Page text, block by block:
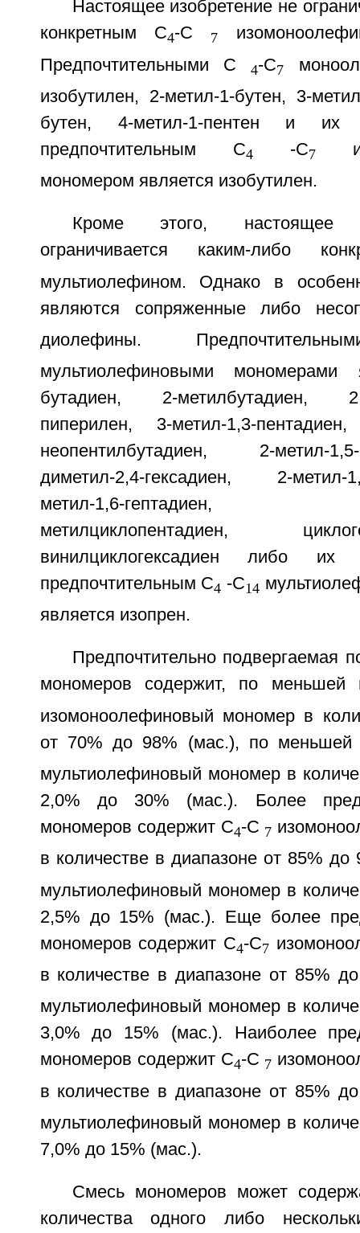
Настоящее изобретение не
конкретным С4-С 7
Предпочтительными С 4-С7
изобутилен, 2-метил-1-бутен, 3-
бутен, 4-метил-1-пентен и их
предпочтительным С4 -С7
мономером является изобутилен.
Кроме этого, настоящее
ограничивается каким-либо
мультиолефином. Однако в
являются сопряженные либо
диолефины.
мультиолефиновыми мономерами
бутадиен, 2-метилбутадиен,
пиперилен, 3-метил-1,3-
неопентилбутадиен, 2-метил-
диметил-2,4-гексадиен, 2-
метил-1,6-гептадиен,
метилциклопентадиен,
винилциклогексадиен либо
предпочтительным С4 -С14
является изопрен.
Предпочтительно подвергаемая
мономеров содержит, по
изомоноолефиновый мономер в
от 70% до 98% (мас.), по
мультиолефиновый мономер в
2,0% до 30% (мас.). Более
мономеров содержит С4-С 7
в количестве в диапазоне от 85%
мультиолефиновый мономер в
2,5% до 15% (мас.). Еще более
мономеров содержит С4-С7
в количестве в диапазоне от 85%
мультиолефиновый мономер в
3,0% до 15% (мас.). Наиболее
мономеров содержит С4-С 7
в количестве в диапазоне от 85%
мультиолефиновый мономер в
7,0% до 15% (мас.).
Смесь мономеров может
количества одного либо